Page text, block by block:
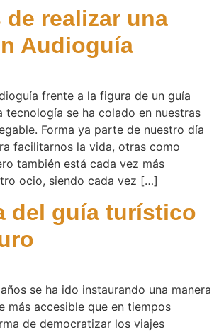
de realizar una
Audioguía
frente a la figura de un guía
tecnología se ha colado en nuestras
Forma ya parte de nuestro día
facilitarnos la vida, otras como
también está cada vez más
ocio, siendo cada vez […]
del guía turístico
se ha ido instaurando una manera
más accesible que en tiempos
de democratizar los viajes